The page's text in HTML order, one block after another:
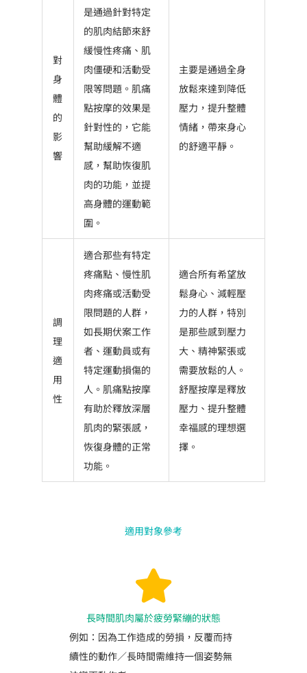
對
身
體
的
影
響
是通過針對特定
的肌肉結節來舒
緩慢性疼痛、肌
肉僵硬和活動受
限等問題。肌痛
點按摩的效果是
針對性的，它能
幫助緩解不適
感，幫助恢復肌
肉的功能，並提
高身體的運動範
圍。
主要是通過全身
放鬆來達到降低
壓力，提升整體
情緒，帶來身心
的舒適平靜。
調
理
適
用
性
適合那些有特定
疼痛點、慢性肌
肉疼痛或活動受
限問題的人群，
如長期伏案工作
者、運動員或有
特定運動損傷的
人。肌痛點按摩
有助於釋放深層
肌肉的緊張感，
恢復身體的正常
功能。
適合所有希望放
鬆身心、減輕壓
力的人群，特別
是那些感到壓力
大、精神緊張或
需要放鬆的人。
舒壓按摩是釋放
壓力、提升整體
幸福感的理想選
擇。
適用對象參考
長時間肌肉屬於疲勞緊繃的狀態
例如：因為工作造成的勞損，反覆而持
續性的動作／長時間需維持一個姿勢無